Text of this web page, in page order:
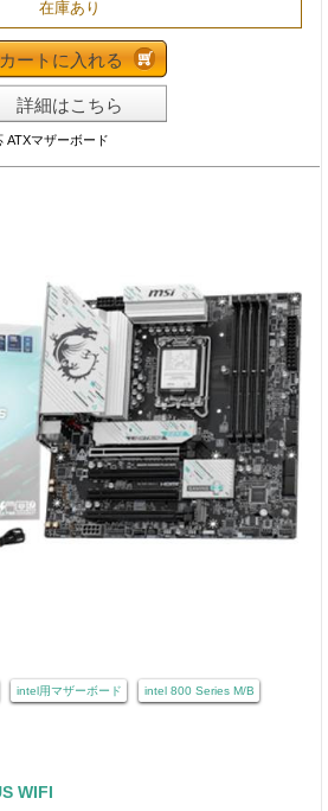
在庫あり
ートに入れる
詳細はこちら
ATXマザーボード
intel用マザーボード intel 800 Series M/B
WIFI